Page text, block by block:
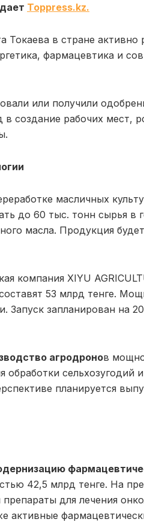
Toppress.kz.
в стране активно
фармацевтика и
или получили
создание рабочих мест,
масличных
до 60 тыс. тонн сырья в
масла. Продукция
компания XIYU
53 млрд тенге.
запланирован на
агродронов
сельхозугодий
планируется
42,5 млрд тенге. На
для лечения
активные